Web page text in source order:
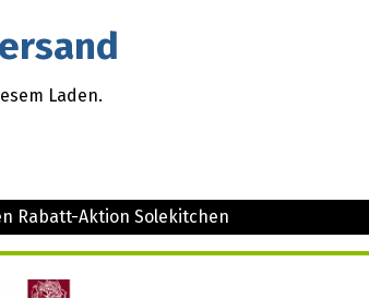
Laden.
Rabatt-Aktion Solekitchen